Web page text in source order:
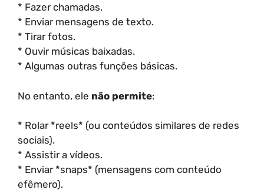
* Fazer chamadas.
* Enviar mensagens de texto.
* Tirar fotos.
* Ouvir músicas baixadas.
* Algumas outras funções básicas.
No entanto, ele não permite:
* Rolar *reels* (ou conteúdos similares de redes
sociais).
* Assistir a vídeos.
* Enviar *snaps* (mensagens com conteúdo
efêmero).